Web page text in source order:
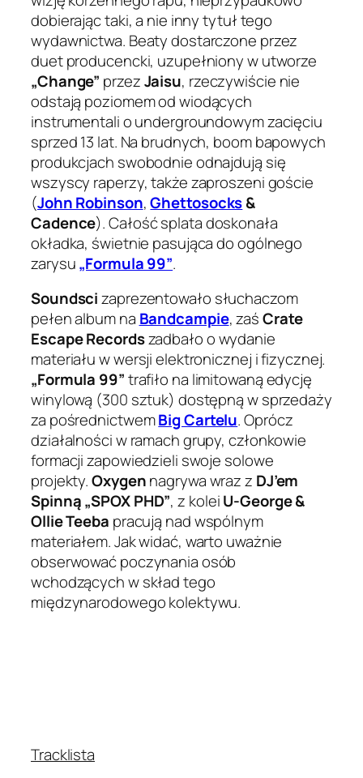
dobierając taki, a nie inny tytuł tego
wydawnictwa. Beaty dostarczone przez
duet producencki, uzupełniony w utworze
„Change” przezJaisu, rzeczywiście nie
odstają poziomem od wiodących
instrumentali o undergroundowym zacięciu
sprzed 13 lat. Na brudnych, boom bapowych
produkcjach swobodnie odnajdują się
wszyscy raperzy, także zaproszeni goście
(John Robinson,Ghettosocks&
Cadence). Całość splata doskonała
okładka, świetnie pasująca do ogólnego
zarysu„Formula 99”.
Soundscizaprezentowało słuchaczom
pełen album na Bandcampie, zaśCrate
Escape Recordszadbało o wydanie
materiału w wersji elektronicznej i fizycznej.
„Formula 99”trafiło na limitowaną edycję
winylową (300 sztuk) dostępną w sprzedaży
za pośrednictwemBig Cartelu. Oprócz
działalności w ramach grupy, członkowie
formacji zapowiedzieli swoje solowe
projekty.Oxygennagrywa wraz z DJ’em
Spinną „SPOX PHD”, z koleiU-George &
Ollie Teeba pracują nad wspólnym
materiałem. Jak widać, warto uważnie
obserwować poczynania osób
wchodzących w skład tego
międzynarodowego kolektywu.
Tracklista